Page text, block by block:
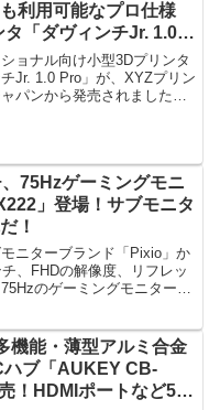
利用可能なプロ仕様
タ「ダヴィンチJr. 1.0
！
ョナル向け小型3Dプリンタ
チJr. 1.0 Pro」が、XYZプリン
パンから発売されました。
75Hzゲーミングモニ
」登場！サブモニタ
！
ニターブランド「Pixio」か
、FHDの解像度、リフレッ
のゲーミングモニター
機能・薄型アルミ合金
ブ「AUKEY CB-
！HDMIポートなど5つ